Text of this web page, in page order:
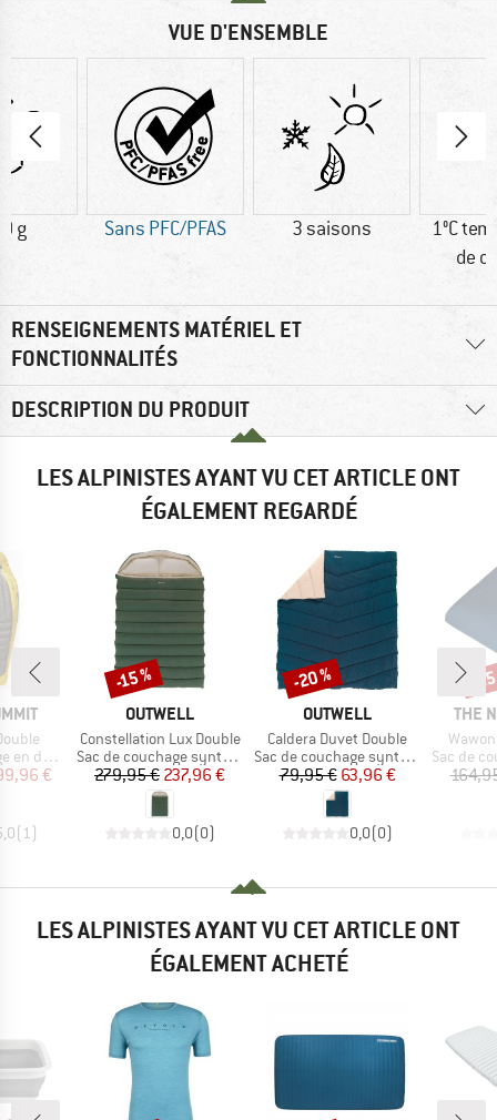
VUE D'ENSEMBLE
g Sans PFC/PFAS 3 saisons
1°C
de
RENSEIGNEMENTS MATÉRIEL ET
FONCTIONNALITÉS
DESCRIPTION DU PRODUIT
LES ALPINISTES AYANT VU CET ARTICLE ONT
ÉGALEMENT REGARDÉ
duvet
réduit
€
( 1)
MARQUE
OUTWELL
Article
Constellation Lux Double
Product group
Sac de couchage synthétique
Prix
279,95 €Prix réduit
237,96 €
0,0(0)
Remise
-15 %
MARQUE
OUTWELL
Article
Caldera Duvet Double
Product group
Sac de couchage synthétique
Prix
79,95 €Prix réduit
63,96 €
0,0(0)
Remise
-20 %
THE
Article
Product
Sac de
-
LES ALPINISTES AYANT VU CET ARTICLE ONT
ÉGALEMENT ACHETÉ